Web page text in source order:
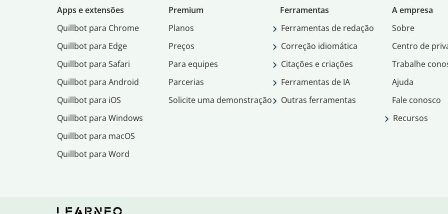
Apps e extensões
Quillbot para Chrome
Quillbot para Edge
Quillbot para Safari
Quillbot para Android
Quillbot para iOS
Quillbot para Windows
Quillbot para macOS
Quillbot para Word
Premium
Planos
Preços
Para equipes
Parcerias
Solicite uma demonstração
Ferramentas
Ferramentas de redação
Correção idiomática
Citações e criações
Ferramentas de IA
Outras ferramentas
A empresa
Sobre
Centro de
Trabalhe
Ajuda
Fale conosco
Recursos